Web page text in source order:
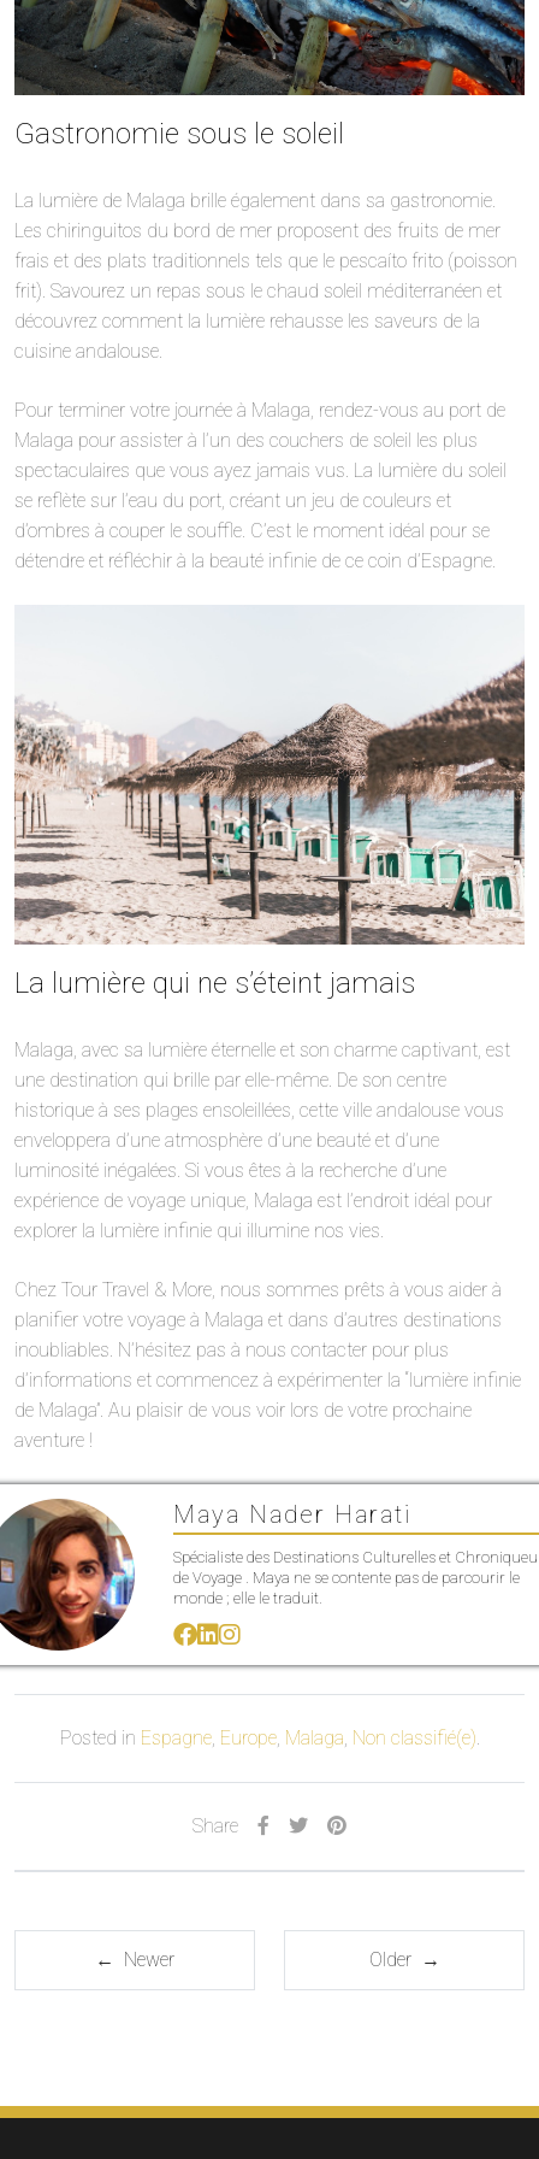
Gastronomie sous le soleil
La lumière de Malaga brille également dans sa gastronomie.
Les chiringuitos du bord de mer proposent des fruits de mer
frais et des plats traditionnels tels que le pescaíto frito (poisson
frit). Savourez un repas sous le chaud soleil méditerranéen et
découvrez comment la lumière rehausse les saveurs de la
cuisine andalouse.
Pour terminer votre journée à Malaga, rendez-vous au port de
Malaga pour assister à l’un des couchers de soleil les plus
spectaculaires que vous ayez jamais vus. La lumière du soleil
se reflète sur l’eau du port, créant un jeu de couleurs et
d’ombres à couper le souffle. C’est le moment idéal pour se
détendre et réfléchir à la beauté infinie de ce coin d’Espagne.
La lumière qui ne s’éteint jamais
Malaga, avec sa lumière éternelle et son charme captivant, est
une destination qui brille par elle-même. De son centre
historique à ses plages ensoleillées, cette ville andalouse vous
enveloppera d’une atmosphère d’une beauté et d’une
luminosité inégalées. Si vous êtes à la recherche d’une
expérience de voyage unique, Malaga est l’endroit idéal pour
explorer la lumière infinie qui illumine nos vies.
Chez Tour Travel & More, nous sommes prêts à vous aider à
planifier votre voyage à Malaga et dans d’autres destinations
inoubliables. N’hésitez pas à nous contacter pour plus
d’informations et commencez à expérimenter la “lumière infinie
de Malaga”. Au plaisir de vous voir lors de votre prochaine
aventure !
Maya Nader Harati
Spécialiste des Destinations Culturelles et
de Voyage . Maya ne se contente pas de parcourir le
monde ; elle le traduit.
Posted in Espagne, Europe, Malaga, Non classifié(e).
Share
← Newer Older →